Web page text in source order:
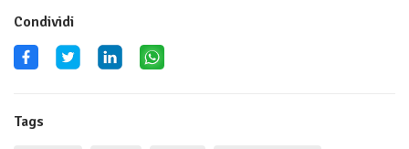
Condividi
Tags